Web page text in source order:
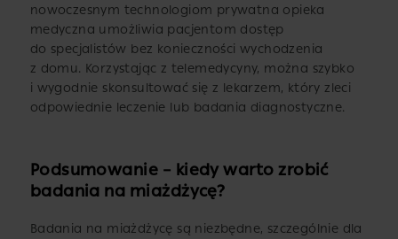
nowoczesnym technologiom prywatna opieka
medyczna umożliwia pacjentom dostęp
do specjalistów bez konieczności wychodzenia
z domu. Korzystając z telemedycyny, można szybko
i wygodnie skonsultować się z lekarzem, który zleci
odpowiednie leczenie lub badania diagnostyczne.
Podsumowanie – kiedy warto zrobić
badania na miażdżycę?
Badania na miażdżycę są niezbędne, szczególnie dla